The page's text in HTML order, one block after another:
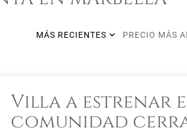
MÁS RECIENTES PRECIO MÁS
Villa a estrenar
comunidad